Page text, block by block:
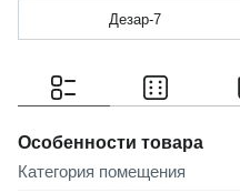
Дезар-7
Особенности товара
Категория помещения